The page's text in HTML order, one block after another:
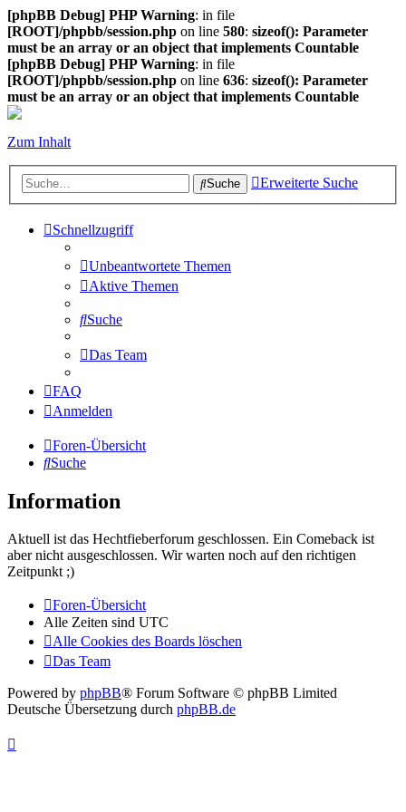
[phpBB Debug] PHP Warning: in file
[ROOT]/phpbb/session.php on line 580: sizeof(): Parameter
must be an array or an object that implements Countable
[phpBB Debug] PHP Warning: in file
[ROOT]/phpbb/session.php on line 636: sizeof(): Parameter
must be an array or an object that implements Countable
Zum Inhalt
Suche Erweiterte Suche
Schnellzugriff
Unbeantwortete Themen
Aktive Themen
Suche
Das Team
FAQ
Anmelden
Foren-Übersicht
Suche
Information
Aktuell ist das Hechtfieberforum geschlossen. Ein Comeback ist
aber nicht ausgeschlossen. Wir warten noch auf den richtigen
Zeitpunkt ;)
Foren-Übersicht
Alle Zeiten sind UTC
Alle Cookies des Boards löschen
Das Team
Powered by phpBB® Forum Software © phpBB Limited
Deutsche Übersetzung durch phpBB.de